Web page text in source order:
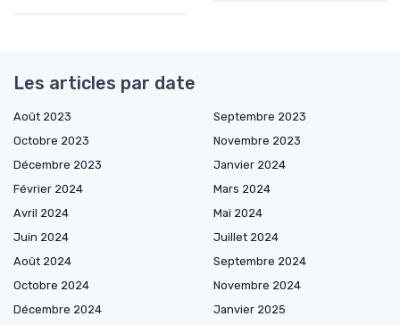
Les articles par date
Août 2023
Septembre 2023
Octobre 2023
Novembre 2023
Décembre 2023
Janvier 2024
Février 2024
Mars 2024
Avril 2024
Mai 2024
Juin 2024
Juillet 2024
Août 2024
Septembre 2024
Octobre 2024
Novembre 2024
Décembre 2024
Janvier 2025